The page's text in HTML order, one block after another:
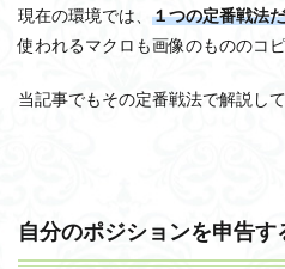
現在の環境では、 １つの定番戦法
使われるマクロも画像のもののコ
当記事でもその定番戦法で解説して
自分のポジションを申告す